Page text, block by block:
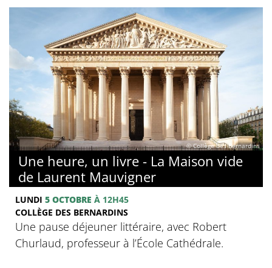
© Collège des Bernardins
Une heure, un livre - La Maison vide
de Laurent Mauvigner
LUNDI 5 OCTOBRE À 12H45
COLLÈGE DES BERNARDINS
Une pause déjeuner littéraire, avec Robert
Churlaud, professeur à l’École Cathédrale.